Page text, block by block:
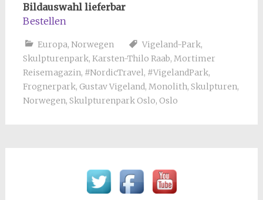
Bildauswahl lieferbar
Bestellen
Europa, Norwegen Vigeland-Park,
Skulpturenpark, Karsten-Thilo Raab, Mortimer
Reisemagazin, #NordicTravel, #VigelandPark,
Frognerpark, Gustav Vigeland, Monolith, Skulpturen,
Norwegen, Skulpturenpark Oslo, Oslo